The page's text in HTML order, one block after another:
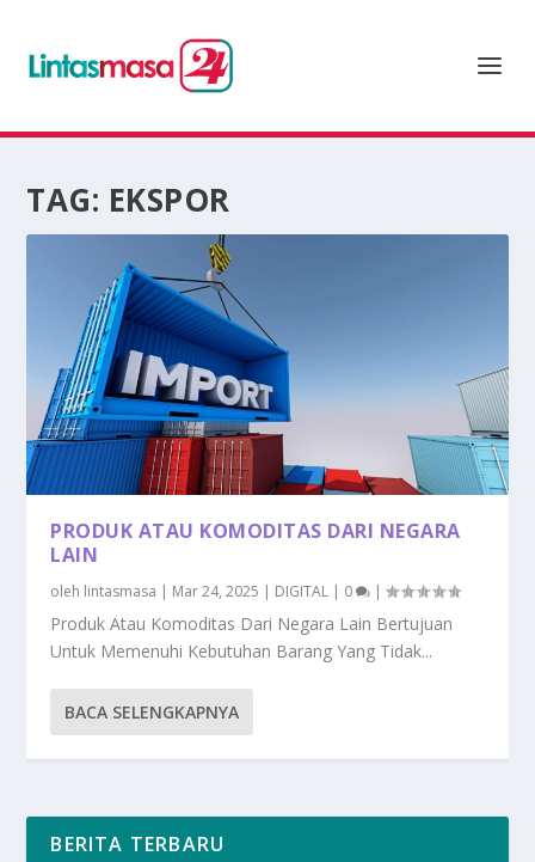
TAG: EKSPOR
PRODUK ATAU KOMODITAS DARI NEGARA
LAIN
oleh lintasmasa | Mar 24, 2025 | DIGITAL | 0 |
Produk Atau Komoditas Dari Negara Lain Bertujuan
Untuk Memenuhi Kebutuhan Barang Yang Tidak...
BACA SELENGKAPNYA
BERITA TERBARU